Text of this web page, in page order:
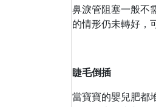
鼻淚管阻塞一般不
的情形仍未轉好，
睫毛倒插
當寶寶的嬰兒肥都